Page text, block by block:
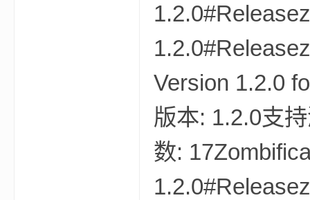
Version 1.2.0
版本: 1.2.0支
数: